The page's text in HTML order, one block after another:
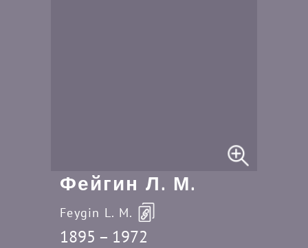
Фейгин Л. М.
Feygin L. M.
1895 – 1972